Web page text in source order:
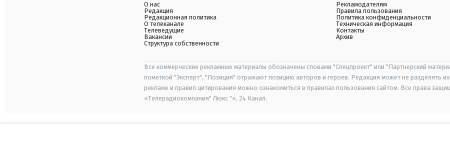
О нас
Редакция
Редакционная политика
О телеканале
Телеведущие
Вакансии
Структура собственности
Рекламодателям
Правила пользования
Политика конфиденциальности
Техническая информация
Контакты
Архив
Все коммерческие рекламные материалы обозначены словами "Спецпроект" или "Партнерский
пометкой "Эксперт", "Позиция" отражают позицию авторов и героев. Редакция может не разделять
рекламе и правил цитирования можно ознакомиться в правилах пользования сайтом. Все права
«Телерадиокомпания" Люкс "», 24 Канал.